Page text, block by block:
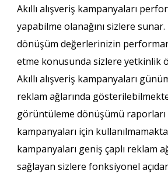
Akıllı alışveriş kampanyaları
yapabilme olanağını sizlere sunar.
dönüşüm değerlerinizin
etme konusunda sizlere yetkinlik
Akıllı alışveriş kampanyaları
reklam ağlarında
görüntüleme dönüşümü raporları
kampanyaları için
kampanyaları geniş çaplı reklam
sağlayan sizlere fonksiyonel